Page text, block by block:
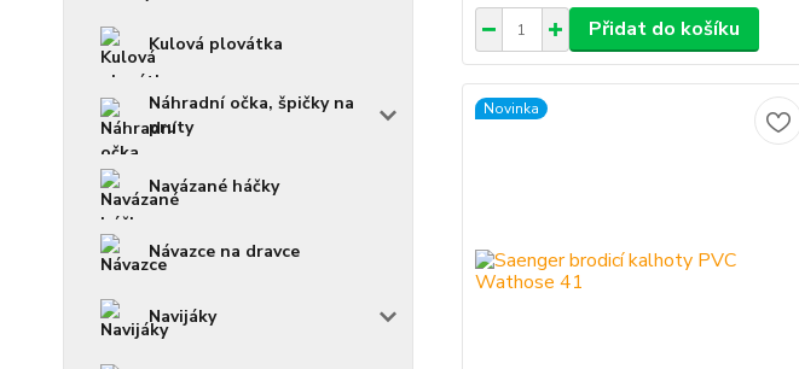
Kulová plovátka
Náhradní očka, špičky na
pruty
Navázané háčky
Návazce na dravce
Navijáky
Přidat do košíku
Novinka